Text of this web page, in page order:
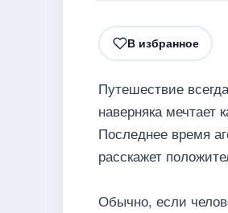
В избранное
Путешествие
наверняка
Последнее время
расскажет
Обычно, если